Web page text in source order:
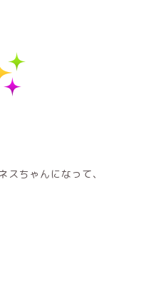
スちゃんになって、